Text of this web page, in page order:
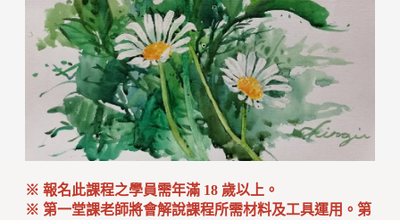
※報名此課程之學員需年滿 18 歲以上。
※ 第一堂課老師將會解說課程所需材料及工具運用。第